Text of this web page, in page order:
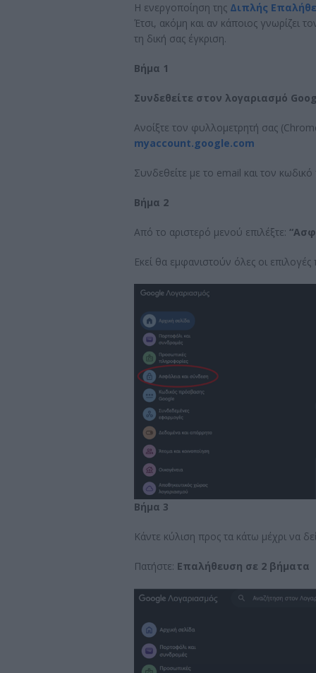
Η ενεργοποίηση της Διπλής
Έτσι, ακόμη και αν κάποιος γνωρίζει
τη δική σας έγκριση.
Βήμα 1
Συνδεθείτε στον λογαριασμό
Ανοίξτε τον φυλλομετρητή σας
myaccount.google.com
Συνδεθείτε με το email και τον
Βήμα 2
Από το αριστερό μενού επιλέξτε:
Εκεί θα εμφανιστούν όλες οι
Βήμα 3
Κάντε κύλιση προς τα κάτω μέχρι να
Πατήστε: Επαλήθευση σε 2 βήματα